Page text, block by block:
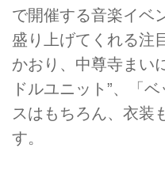
で開催する音楽イベ
盛り上げてくれる注
かおり、中尊寺まい
ドルユニット”、「
スはもちろん、衣装
す。